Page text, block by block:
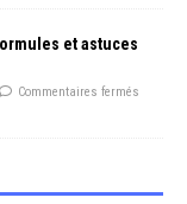
et astuces
Commentaires fermés